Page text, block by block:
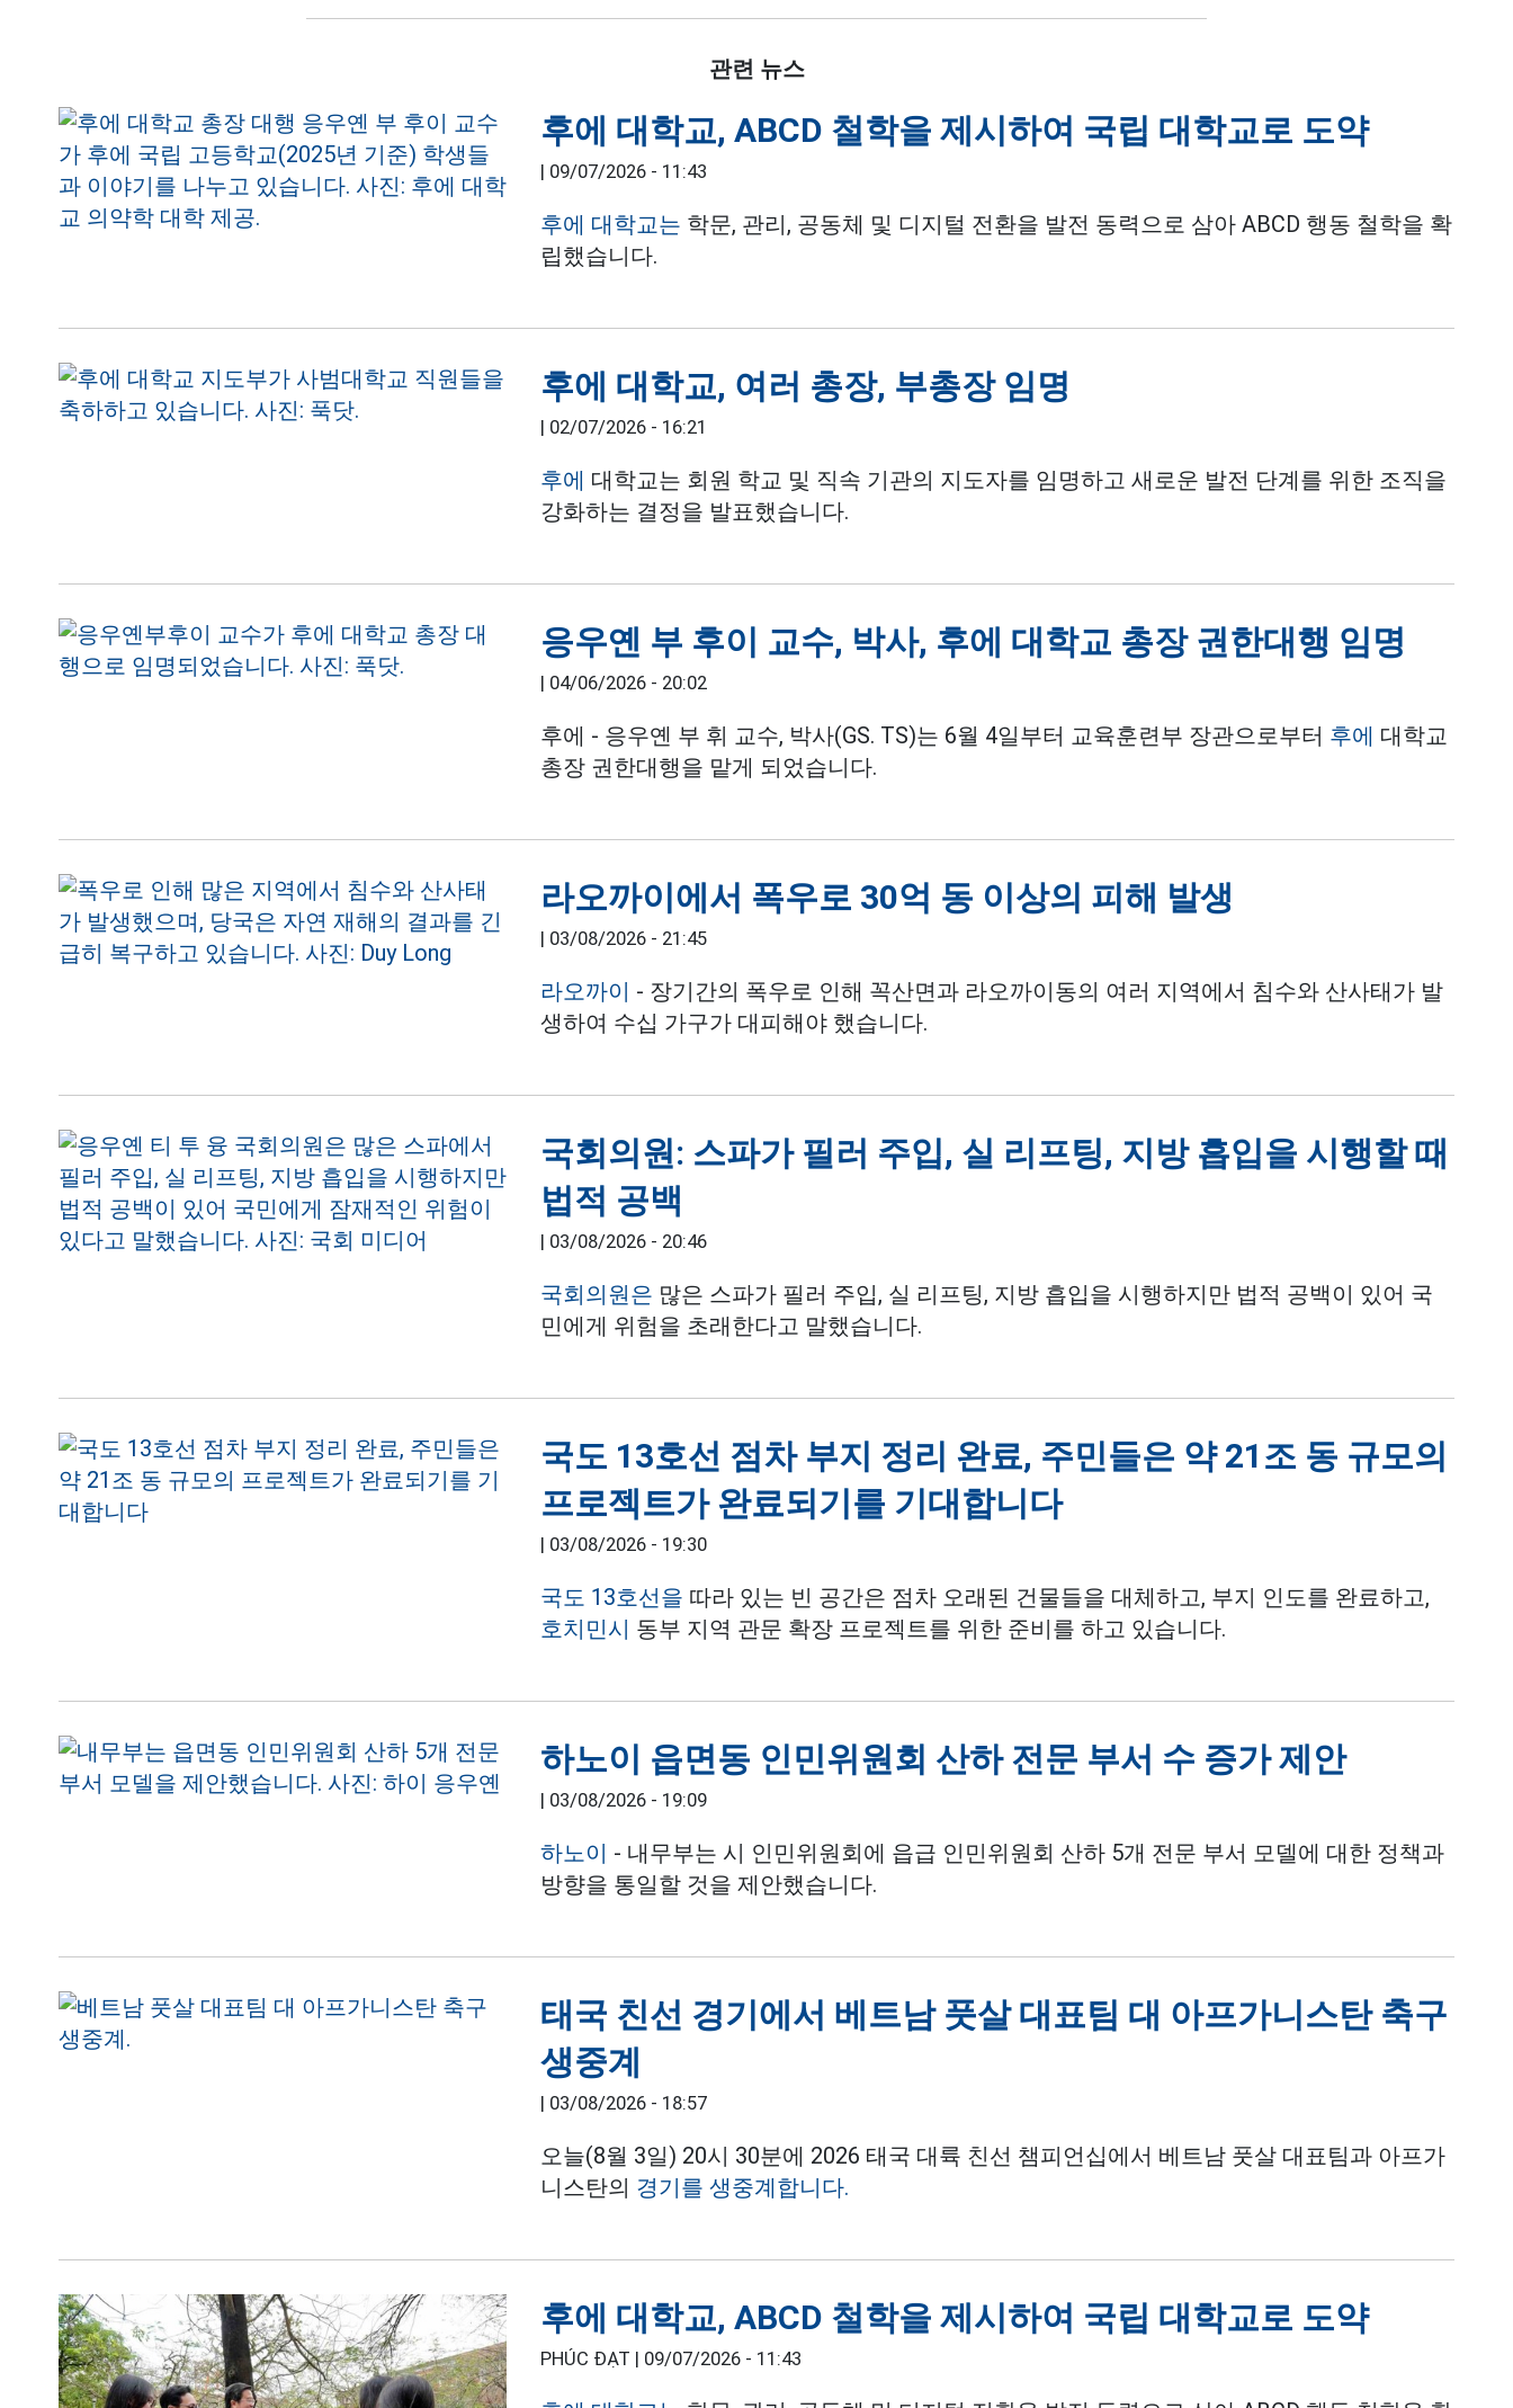
관련 뉴스
후에 대학교, ABCD 철학을 제시하여 국립 대학교로 도약
| 09/07/2026 - 11:43
후에 대학교는 학문, 관리, 공동체 및 디지털 전환을 발전 동력으로 삼아 ABCD 행동 철학을 확
립했습니다.
후에 대학교, 여러 총장, 부총장 임명
| 02/07/2026 - 16:21
후에 대학교는 회원 학교 및 직속 기관의 지도자를 임명하고 새로운 발전 단계를 위한 조직을
강화하는 결정을 발표했습니다.
응우옌 부 후이 교수, 박사, 후에 대학교 총장 권한대행 임명
| 04/06/2026 - 20:02
후에 - 응우옌 부 휘 교수, 박사(GS. TS)는 6월 4일부터 교육훈련부 장관으로부터 후에 대학교
총장 권한대행을 맡게 되었습니다.
라오까이에서 폭우로 30억 동 이상의 피해 발생
| 03/08/2026 - 21:45
라오까이 - 장기간의 폭우로 인해 꼭산면과 라오까이동의 여러 지역에서 침수와 산사태가 발
생하여 수십 가구가 대피해야 했습니다.
국회의원: 스파가 필러 주입, 실 리프팅, 지방 흡입을 시행할 때
법적 공백
| 03/08/2026 - 20:46
국회의원은 많은 스파가 필러 주입, 실 리프팅, 지방 흡입을 시행하지만 법적 공백이 있어 국
민에게 위험을 초래한다고 말했습니다.
국도 13호선 점차 부지 정리 완료, 주민들은 약 21조 동 규모의
프로젝트가 완료되기를 기대합니다
| 03/08/2026 - 19:30
국도 13호선을 따라 있는 빈 공간은 점차 오래된 건물들을 대체하고, 부지 인도를 완료하고,
호치민시 동부 지역 관문 확장 프로젝트를 위한 준비를 하고 있습니다.
하노이 읍면동 인민위원회 산하 전문 부서 수 증가 제안
| 03/08/2026 - 19:09
하노이 - 내무부는 시 인민위원회에 읍급 인민위원회 산하 5개 전문 부서 모델에 대한 정책과
방향을 통일할 것을 제안했습니다.
태국 친선 경기에서 베트남 풋살 대표팀 대 아프가니스탄 축구
생중계
| 03/08/2026 - 18:57
오늘(8월 3일) 20시 30분에 2026 태국 대륙 친선 챔피언십에서 베트남 풋살 대표팀과 아프가
니스탄의 경기를 생중계합니다.
후에 대학교, ABCD 철학을 제시하여 국립 대학교로 도약
PHÚC ĐẠT | 09/07/2026 - 11:43